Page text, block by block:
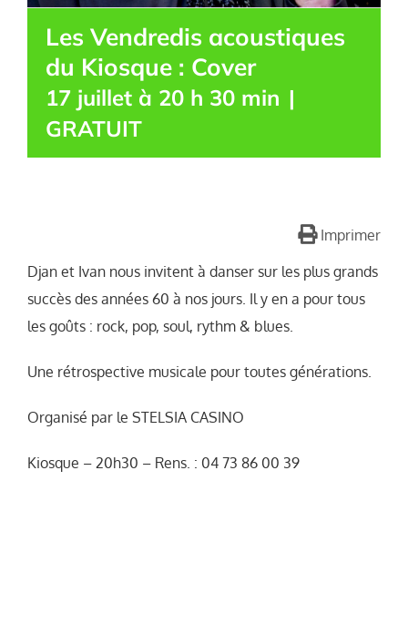
Les Vendredis acoustiques
du Kiosque : Cover
17 juillet à 20 h 30 min |
GRATUIT
Imprimer
Djan et Ivan nous invitent à danser sur les plus grands
succès des années 60 à nos jours. Il y en a pour tous
les goûts : rock, pop, soul, rythm & blues.
Une rétrospective musicale pour toutes générations.
Organisé par le STELSIA CASINO
Kiosque – 20h30 – Rens. : 04 73 86 00 39